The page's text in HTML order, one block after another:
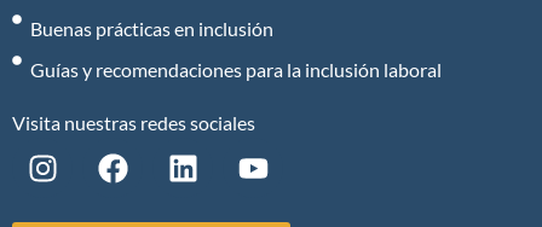
Buenas prácticas en inclusión
Guías y recomendaciones para la inclusión laboral
Visita nuestras redes sociales